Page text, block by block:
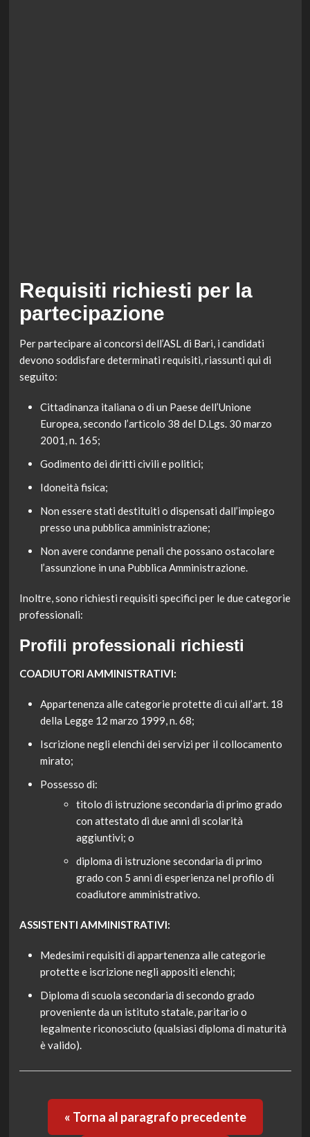
Requisiti richiesti per la
partecipazione
Per partecipare ai concorsi dell’ASL di Bari, i candidati
devono soddisfare determinati requisiti, riassunti qui di
seguito:
Cittadinanza italiana o di un Paese dell’Unione
Europea, secondo l’articolo 38 del D.Lgs. 30 marzo
2001, n. 165;
Godimento dei diritti civili e politici;
Idoneità fisica;
Non essere stati destituiti o dispensati dall’impiego
presso una pubblica amministrazione;
Non avere condanne penali che possano ostacolare
l’assunzione in una Pubblica Amministrazione.
Inoltre, sono richiesti requisiti specifici per le due categorie
professionali:
Profili professionali richiesti
COADIUTORI AMMINISTRATIVI:
Appartenenza alle categorie protette di cui all’art. 18
della Legge 12 marzo 1999, n. 68;
Iscrizione negli elenchi dei servizi per il collocamento
mirato;
Possesso di:
titolo di istruzione secondaria di primo grado
con attestato di due anni di scolarità
aggiuntivi; o
diploma di istruzione secondaria di primo
grado con 5 anni di esperienza nel profilo di
coadiutore amministrativo.
ASSISTENTI AMMINISTRATIVI:
Medesimi requisiti di appartenenza alle categorie
protette e iscrizione negli appositi elenchi;
Diploma di scuola secondaria di secondo grado
proveniente da un istituto statale, paritario o
legalmente riconosciuto (qualsiasi diploma di maturità
è valido).
« Torna al paragrafo precedente